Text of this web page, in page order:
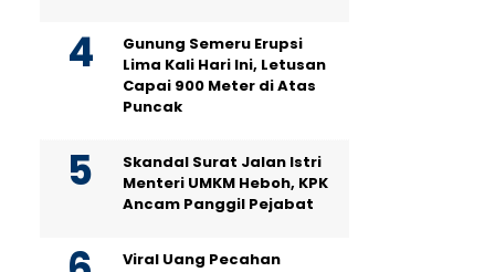
Gunung Semeru Erupsi
Lima Kali Hari Ini, Letusan
Capai 900 Meter di Atas
Puncak
Skandal Surat Jalan Istri
Menteri UMKM Heboh, KPK
Ancam Panggil Pejabat
Viral Uang Pecahan